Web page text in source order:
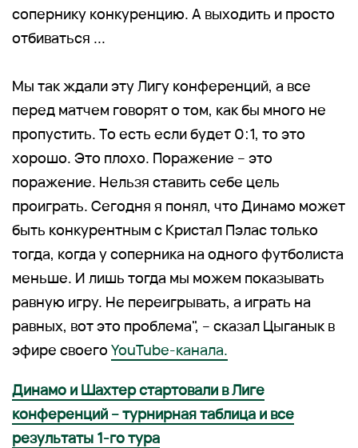
сопернику конкуренцию. А выходить и просто
отбиваться ...
Мы так ждали эту Лигу конференций, а все
перед матчем говорят о том, как бы много не
пропустить. То есть если будет 0:1, то это
хорошо. Это плохо. Поражение – это
поражение. Нельзя ставить себе цель
проиграть. Сегодня я понял, что Динамо может
быть конкурентным с Кристал Пэлас только
тогда, когда у соперника на одного футболиста
меньше. И лишь тогда мы можем показывать
равную игру. Не переигрывать, а играть на
равных, вот это проблема", – сказал Цыганык в
эфире своего YouTube-канала.
Динамо и Шахтер стартовали в Лиге
конференций – турнирная таблица и все
результаты 1-го тура